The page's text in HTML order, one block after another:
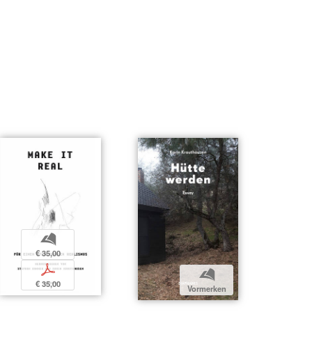
b
€ 35,00
p
€ 35,00
b
Vormerken